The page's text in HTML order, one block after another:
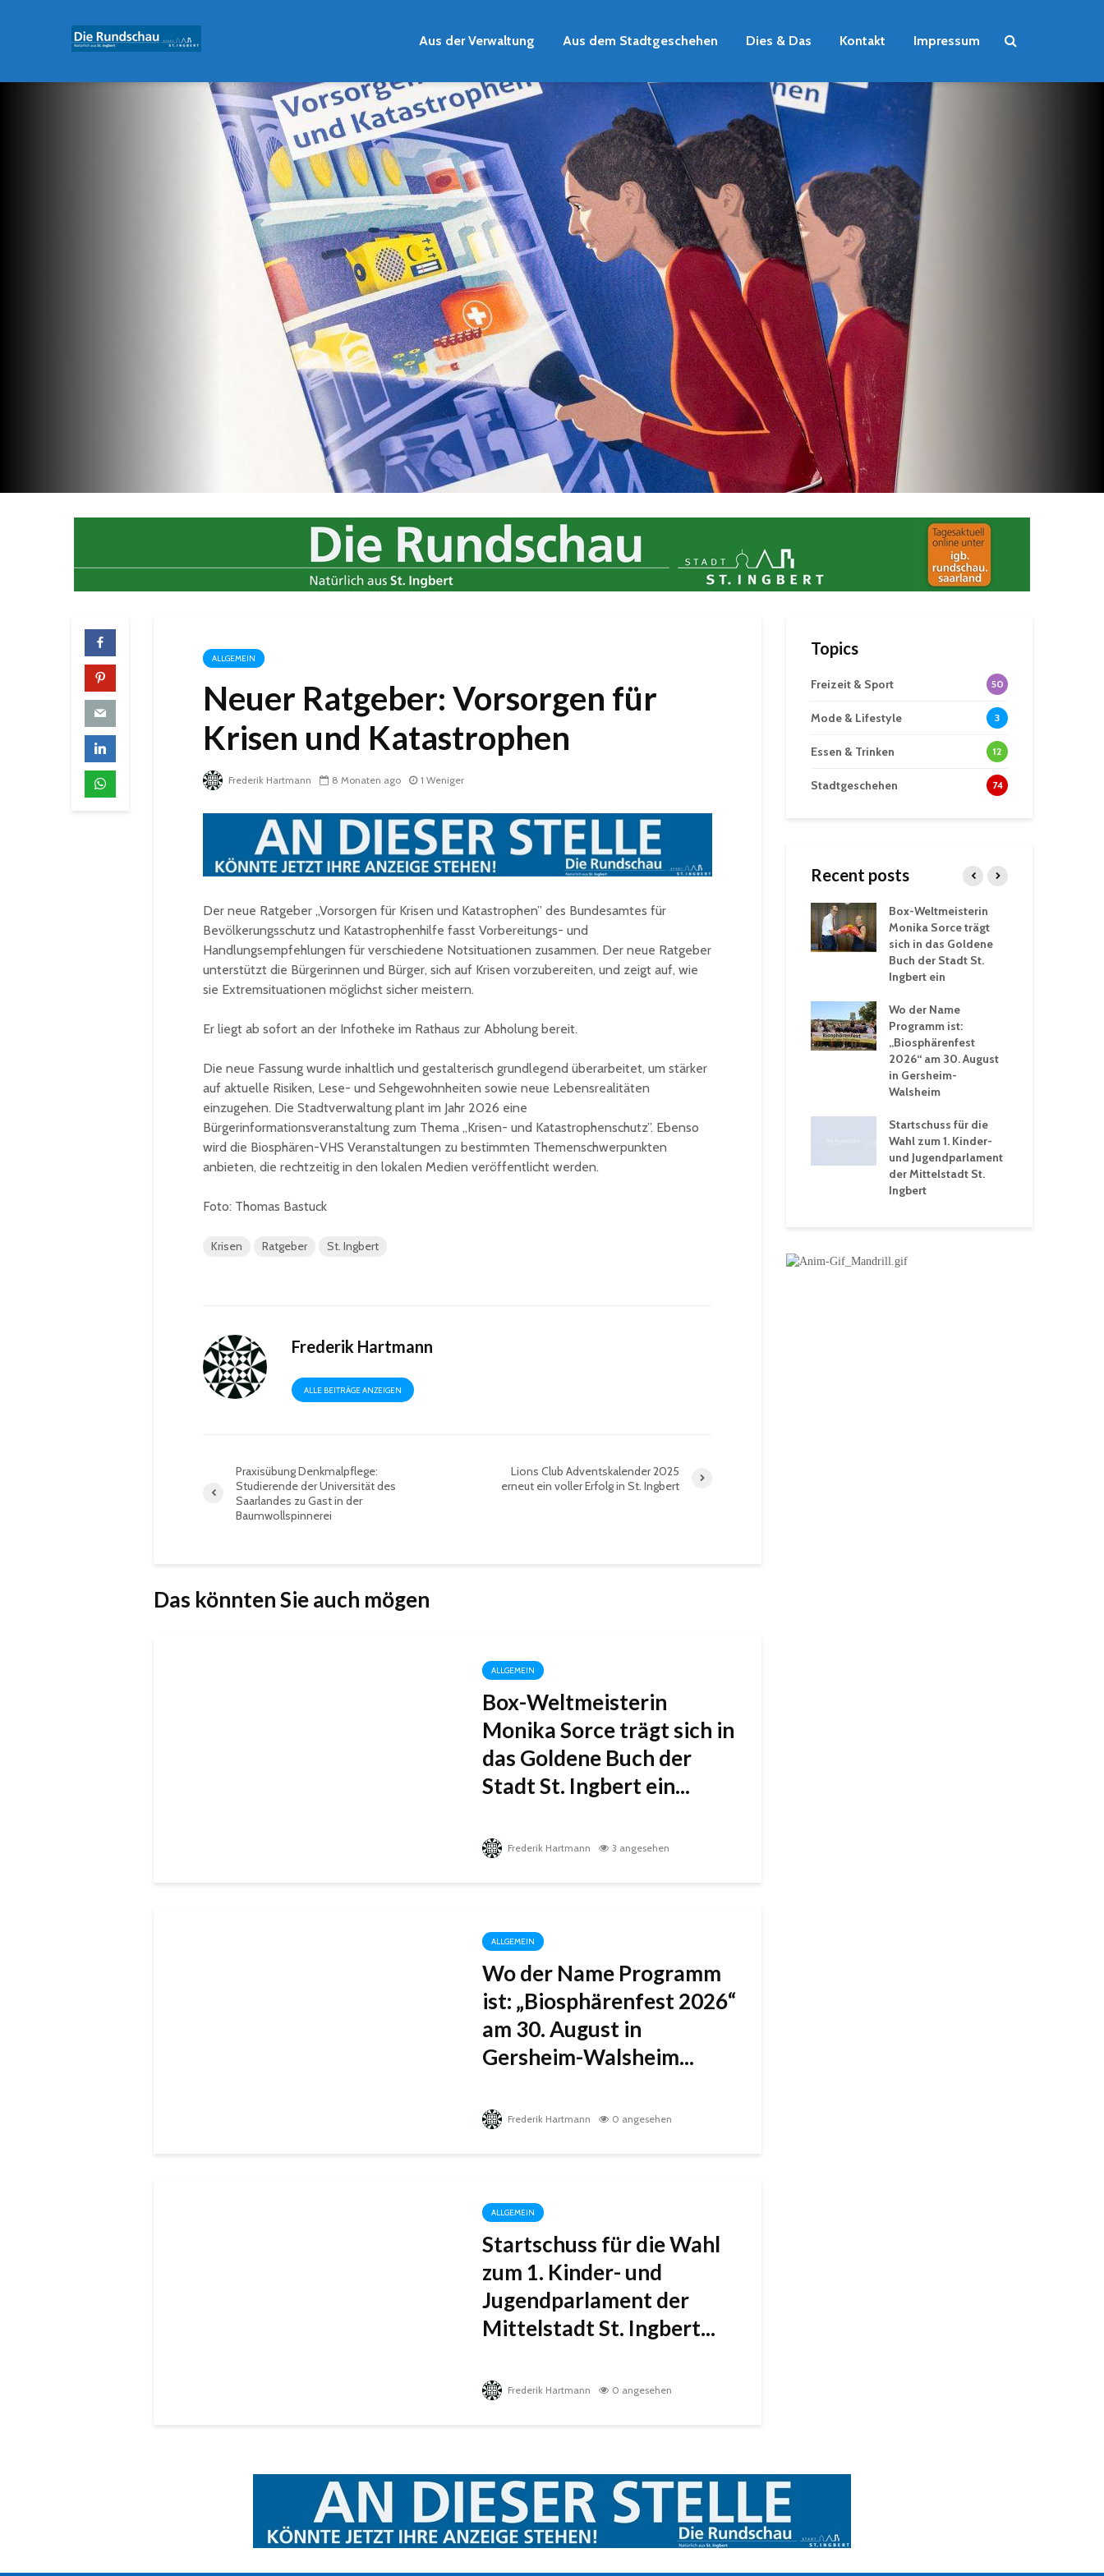
Aus der Verwaltung Aus dem Stadtgeschehen Dies & Das Kontakt Impressum
ALLGEMEIN
Neuer Ratgeber: Vorsorgen für
Krisen und Katastrophen
Frederik Hartmann 8 Monaten ago 1 Weniger
Der neue Ratgeber „Vorsorgen für Krisen und Katastrophen” des Bundesamtes für
Bevölkerungsschutz und Katastrophenhilfe fasst Vorbereitungs- und
Handlungsempfehlungen für verschiedene Notsituationen zusammen. Der neue Ratgeber
unterstützt die Bürgerinnen und Bürger, sich auf Krisen vorzubereiten, und zeigt auf, wie
sie Extremsituationen möglichst sicher meistern.
Er liegt ab sofort an der Infotheke im Rathaus zur Abholung bereit.
Die neue Fassung wurde inhaltlich und gestalterisch grundlegend überarbeitet, um stärker
auf aktuelle Risiken, Lese- und Sehgewohnheiten sowie neue Lebensrealitäten
einzugehen. Die Stadtverwaltung plant im Jahr 2026 eine
Bürgerinformationsveranstaltung zum Thema „Krisen- und Katastrophenschutz”. Ebenso
wird die Biosphären-VHS Veranstaltungen zu bestimmten Themenschwerpunkten
anbieten, die rechtzeitig in den lokalen Medien veröffentlicht werden.
Foto: Thomas Bastuck
Krisen Ratgeber St. Ingbert
Frederik Hartmann
ALLE BEITRÄGE ANZEIGEN
Praxisübung Denkmalpflege:
Studierende der Universität des
Saarlandes zu Gast in der
Baumwollspinnerei
Lions Club Adventskalender 2025
erneut ein voller Erfolg in St. Ingbert
Das könnten Sie auch mögen
ALLGEMEIN
Box-Weltmeisterin
Monika Sorce trägt sich in
das Goldene Buch der
Stadt St. Ingbert ein...
Frederik Hartmann 3 angesehen
ALLGEMEIN
Wo der Name Programm
ist: „Biosphärenfest 2026“
am 30. August in
Gersheim-Walsheim...
Frederik Hartmann 0 angesehen
ALLGEMEIN
Startschuss für die Wahl
zum 1. Kinder- und
Jugendparlament der
Mittelstadt St. Ingbert...
Frederik Hartmann 0 angesehen
Topics
Freizeit & Sport 50
Mode & Lifestyle 3
Essen & Trinken 12
Stadtgeschehen 74
Recent posts
Fun Ferien Dengmert
begeistern erneut
zahlreiche Kinder und
begeistert erneut
„Mamma Mia!“
Theatererlebnisse in
Ingbert
Sommerakademie der
auf kreative
Box-Weltmeisterin
Monika Sorce trägt
sich in das Goldene
Buch der Stadt St.
Ingbert ein
Wo der Name
Programm ist:
„Biosphärenfest
2026“ am 30. August
in Gersheim-
Walsheim
Startschuss für die
Wahl zum 1. Kinder-
und Jugendparlament
der Mittelstadt St.
Ingbert